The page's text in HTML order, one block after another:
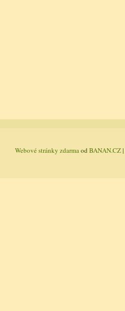
Webové stránky zdarmaod BANAN.CZ|